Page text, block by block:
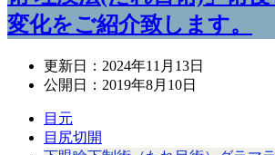
変化をご紹介致します。
更新日： 2024年11月13日
公開日： 2019年8月10日
目元
目尻切開